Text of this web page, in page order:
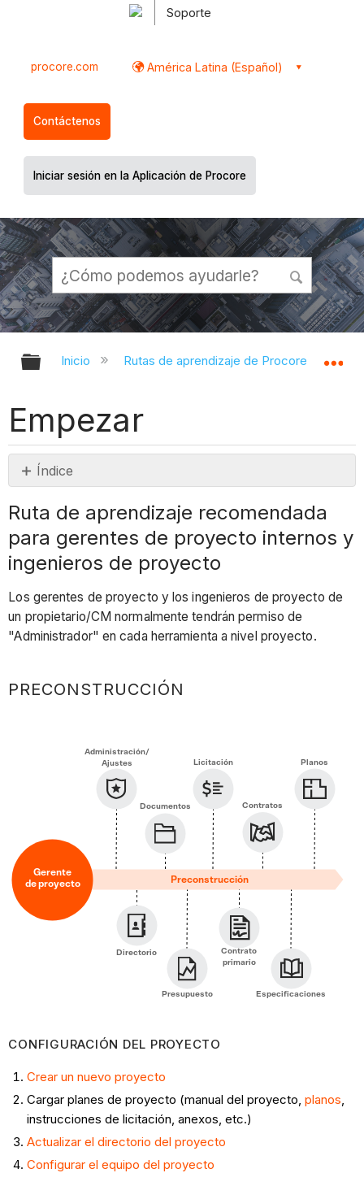
Soporte
procore.com América Latina (Español)
Contáctenos
Iniciar sesión en la Aplicación de Procore
Expandir/contraer jerarquía global
Inicio Rutas de aprendizaje de Procore
Empezar
Índice
de
aprendizaje
recomendada
para
gerentes
de
proyecto
ingenieros
Preconstrucción
Configuración
proyecto
Curso
la
construcción
Administración
con
de
Interacciones
con
Ruta de aprendizaje recomendada
para gerentes de proyecto internos y
ingenieros de proyecto
Los gerentes de proyecto y los ingenieros de proyecto de
un propietario/CM normalmente tendrán permiso de
"Administrador" en cada herramienta a nivel proyecto.
PRECONSTRUCCIÓN
Directorio
Preconstrucción
Gerente
de proyecto
Contrato
primario
Presupuesto Especificaciones
Administración/
Ajustes
Documentos
Licitación
Contratos
Planos
CONFIGURACIÓN DEL PROYECTO
Crear un nuevo proyecto
Cargar planes de proyecto (manual del proyecto, planos,
instrucciones de licitación, anexos, etc.)
Actualizar el directorio del proyecto
Configurar el equipo del proyecto